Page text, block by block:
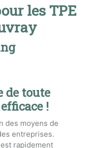
les TPE
de toute
!
des moyens de
entreprises.
rapidement